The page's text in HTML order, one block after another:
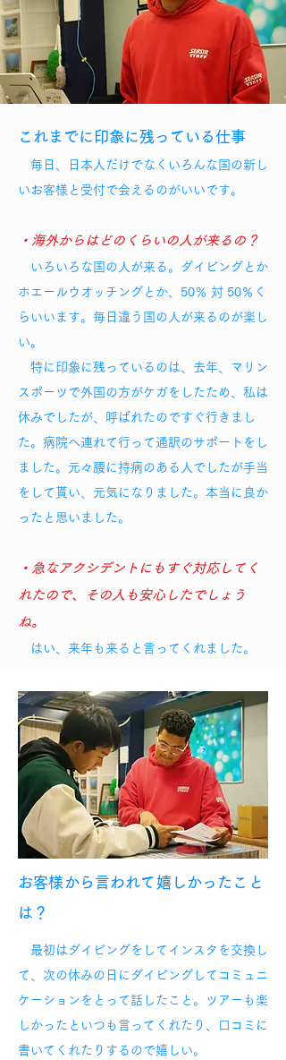
これまでに印象に残っている仕事
毎日、日本人だけでなくいろんな国の新し
いお客様と受付で会えるのがいいです。
・海外からはどのくらいの人が来るの？
いろいろな国の人が来る。ダイビングとか
ホエールウオッチングとか、50％ 対 50％く
らいいます。毎日違う国の人が来るのが楽し
い。
特に印象に残っているのは、去年、マリン
スポーツで外国の方がケガをしたため、私は
休みでしたが、呼ばれたのですぐ行きまし
た。病院へ連れて行って通訳のサポートをし
ました。元々腰に持病のある人でしたが手当
をして貰い、元気になりました。本当に良か
ったと思いました。
・急なアクシデントにもすぐ対応してく
れたので、その人も安心したでしょう
ね。
はい、来年も来ると言ってくれました。
お客様から言われて嬉しかったこと
は？
最初はダイビングをしてインスタを交換し
て、次の休みの日にダイビングしてコミュニ
ケーションをとって話したこと。ツアーも楽
しかったといつも言ってくれたり、口コミに
書いてくれたりするので嬉しい。